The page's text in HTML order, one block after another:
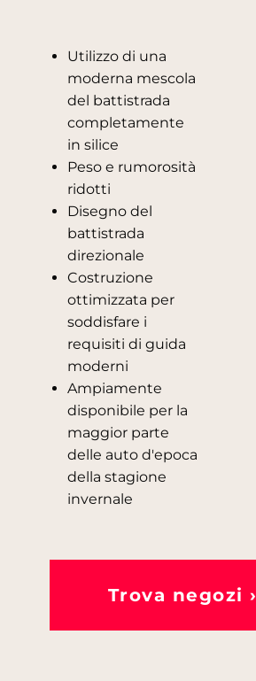
Utilizzo di una
moderna mescola
del battistrada
completamente
in silice
Peso e rumorosità
ridotti
Disegno del
battistrada
direzionale
Costruzione
ottimizzata per
soddisfare i
requisiti di guida
moderni
Ampiamente
disponibile per la
maggior parte
delle auto d'epoca
della stagione
invernale
Trova negozi ›